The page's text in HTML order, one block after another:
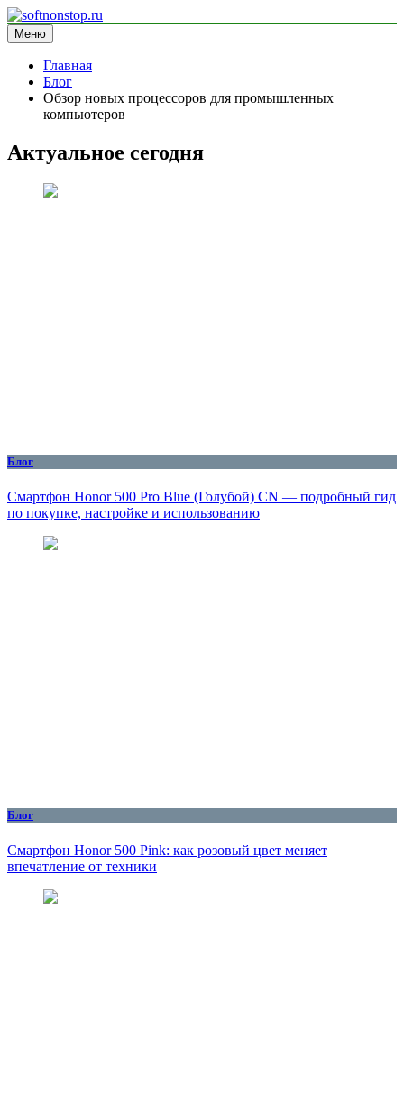
Перейти
к
содержимому
softnonstop.ru
информационный сайт
Меню
Главная
Блог
Обзор новых процессоров для промышленных
компьютеров
Актуальное сегодня
Блог
Смартфон Honor 500 Pro Blue (Голубой) CN — подробный гид
по покупке, настройке и использованию
Блог
Смартфон Honor 500 Pink: как розовый цвет меняет
впечатление от техники